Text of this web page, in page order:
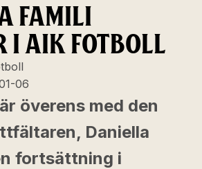
FAMILI
I AIK FOTBOLL
06
överens med den
Daniella
fortsättning i